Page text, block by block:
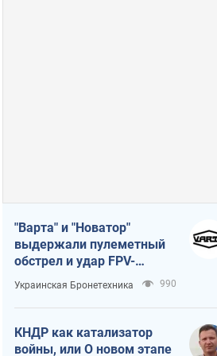
"Варта" и "Новатор"
выдержали пулеметный
обстрел и удар FPV-
дрона, сохранив жизнь
офицеру ВСУ
Украинская Бронетехника 990
КНДР как катализатор
войны, или О новом этапе